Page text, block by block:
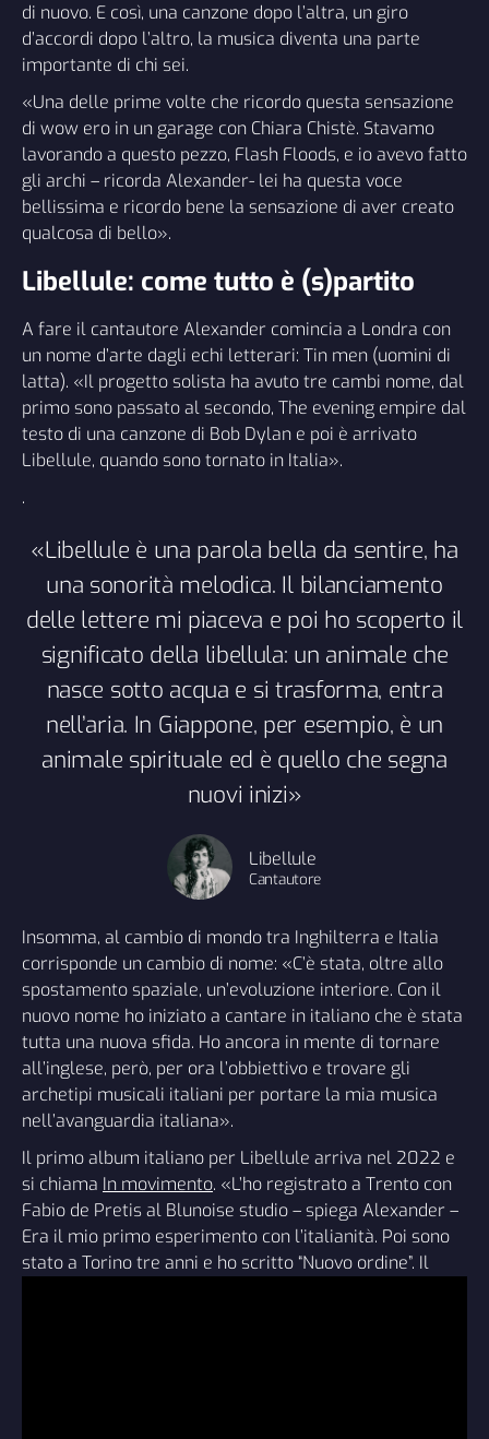
di nuovo. E così, una canzone dopo l’altra, un giro
d’accordi dopo l’altro, la musica diventa una parte
importante di chi sei.
«Una delle prime volte che ricordo questa sensazione
di wow ero in un garage con Chiara Chistè. Stavamo
lavorando a questo pezzo, Flash Floods, e io avevo fatto
gli archi – ricorda Alexander- lei ha questa voce
bellissima e ricordo bene la sensazione di aver creato
qualcosa di bello».
Libellule: come tutto è (s)partito
A fare il cantautore Alexander comincia a Londra con
un nome d’arte dagli echi letterari: Tin men (uomini di
latta). «Il progetto solista ha avuto tre cambi nome, dal
primo sono passato al secondo, The evening empire dal
testo di una canzone di Bob Dylan e poi è arrivato
Libellule, quando sono tornato in Italia».
.
«Libellule è una parola bella da sentire, ha
una sonorità melodica. Il bilanciamento
delle lettere mi piaceva e poi ho scoperto il
significato della libellula: un animale che
nasce sotto acqua e si trasforma, entra
nell’aria. In Giappone, per esempio, è un
animale spirituale ed è quello che segna
nuovi inizi»
Libellule
Cantautore
Insomma, al cambio di mondo tra Inghilterra e Italia
corrisponde un cambio di nome: «C’è stata, oltre allo
spostamento spaziale, un’evoluzione interiore. Con il
nuovo nome ho iniziato a cantare in italiano che è stata
tutta una nuova sfida. Ho ancora in mente di tornare
all’inglese, però, per ora l’obbiettivo e trovare gli
archetipi musicali italiani per portare la mia musica
nell’avanguardia italiana».
Il primo album italiano per Libellule arriva nel 2022 e
si chiama In movimento. «L’ho registrato a Trento con
Fabio de Pretis al Blunoise studio – spiega Alexander –
Era il mio primo esperimento con l’italianità. Poi sono
stato a Torino tre anni e ho scritto “Nuovo ordine”. Il